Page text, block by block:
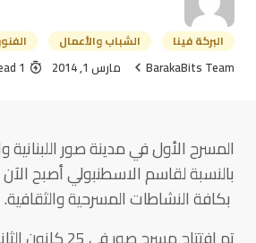
البركة فينا الشباب والأعمال
BarakaBits Team مارس 1, 2014 1 min read
المسرح الأول في مدينة صور
بالنسبة لقاسم الاسطنبولي أصبح
بكافة النشاطات المسرحية والثقافية.